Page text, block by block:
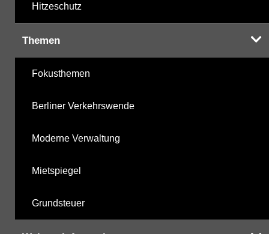
Hitzeschutz
Themen
Fokusthemen
Berliner Verkehrswende
Moderne Verwaltung
Mietspiegel
Grundsteuer